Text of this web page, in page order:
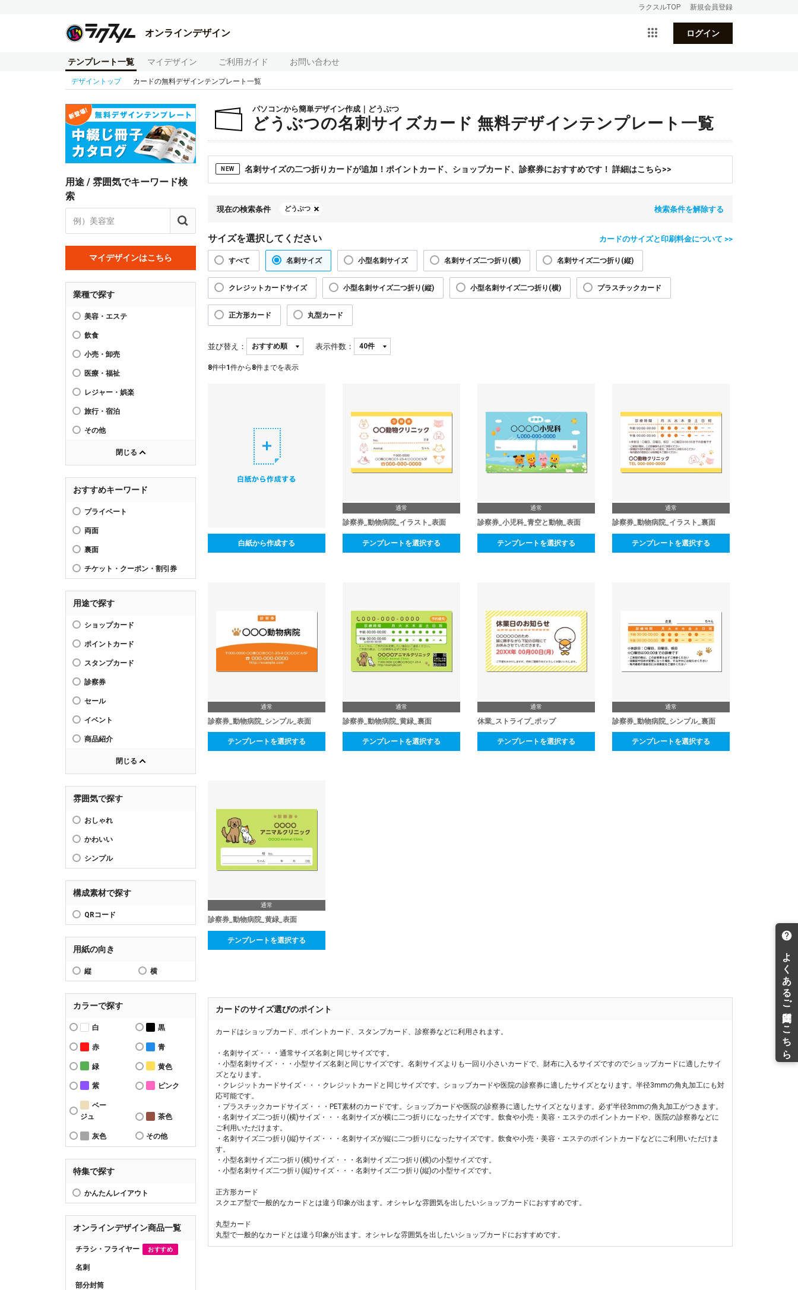
ラクスルTOP 新規会員登録
オンラインデザイン ログイン
テンプレート一覧 マイデザイン ご利用ガイド お問い合わせ
デザイントップ カードの無料デザインテンプレート一覧
用途 / 雰囲気でキーワード検
索
マイデザインはこちら
業種で探す
美容・エステ
飲食
小売・卸売
医療・福祉
レジャー・娯楽
旅行・宿泊
その他
閉じる
おすすめキーワード
プライベート
両面
裏面
チケット・クーポン・割引券
用途で探す
ショップカード
ポイントカード
スタンプカード
診察券
セール
イベント
商品紹介
閉じる
雰囲気で探す
おしゃれ
かわいい
シンプル
構成素材で探す
QRコード
用紙の向き
縦 横
カラーで探す
白 黒
赤 青
緑 黄色
紫 ピンク
ベー
ジュ
茶色
灰色 その他
特集で探す
かんたんレイアウト
オンラインデザイン商品一覧
チラシ・フライヤー おすすめ
名刺
部分封筒
パソコンから簡単デザイン作成｜どうぶつ
どうぶつの名刺サイズカード 無料デザインテンプレート一覧
NEW 名刺サイズの二つ折りカードが追加！ポイントカード、ショップカード、診察券におすすめです！ 詳細はこちら>>
現在の検索条件 どうぶつ 検索条件を解除する
サイズを選択してください カードのサイズと印刷料金について >>
すべて 名刺サイズ 小型名刺サイズ 名刺サイズ二つ折り(横) 名刺サイズ二つ折り(縦)
クレジットカードサイズ 小型名刺サイズ二つ折り(縦) 小型名刺サイズ二つ折り(横) プラスチックカード
正方形カード 丸型カード
並び替え： 表示件数：
8件中1 件から 8件までを表示
白紙から作成する
通常
診察券_動物病院_イラスト_表面
テンプレートを選択する
通常
診察券_小児科_青空と動物_表面
テンプレートを選択する
通常
診察券_動物病院_イラスト_裏面
テンプレートを選択する
通常
診察券_動物病院_シンプル_表面
テンプレートを選択する
通常
診察券_動物病院_黄緑_裏面
テンプレートを選択する
通常
休業_ストライプ_ポップ
テンプレートを選択する
通常
診察券_動物病院_シンプル_裏面
テンプレートを選択する
通常
診察券_動物病院_黄緑_表面
テンプレートを選択する
カードのサイズ選びのポイント
カードはショップカード、ポイントカード、スタンプカード、診察券などに利用されます。
・名刺サイズ・・・通常サイズ名刺と同じサイズです。
・小型名刺サイズ・・・小型サイズ名刺と同じサイズです。名刺サイズよりも一回り小さいカードで、財布に入るサイズですのでショップカードに適したサイ
ズとなります。
・クレジットカードサイズ・・・クレジットカードと同じサイズです。ショップカードや医院の診察券に適したサイズとなります。半径3mmの角丸加工にも対
応可能です。
・プラスチックカードサイズ・・・PET素材のカードです。ショップカードや医院の診察券に適したサイズとなります。必ず半径3mmの角丸加工がつきます。
・名刺サイズ二つ折り(横)サイズ・・・名刺サイズが横に二つ折りになったサイズです。飲食や小売・美容・エステのポイントカードや、医院の診察券などに
ご利用いただけます。
・名刺サイズ二つ折り(縦)サイズ・・・名刺サイズが縦に二つ折りになったサイズです。飲食や小売・美容・エステのポイントカードなどにご利用いただけま
す。
・小型名刺サイズ二つ折り(横)サイズ・・・名刺サイズ二つ折り(横)の小型サイズです。
・小型名刺サイズ二つ折り(縦)サイズ・・・名刺サイズ二つ折り(縦)の小型サイズです。
正方形カード
スクエア型で一般的なカードとは違う印象が出ます。オシャレな雰囲気を出したいショップカードにおすすめです。
丸型カード
丸型で一般的なカードとは違う印象が出ます。オシャレな雰囲気を出したいショップカードにおすすめです。